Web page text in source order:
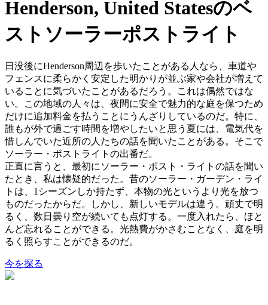
Henderson, United Statesのベ
ストソーラーポストライト
日没後にHenderson周辺を歩いたことがある人なら、車道や
フェンスに柔らかく安定した明かりが並ぶ家や会社が増えて
いることに気づいたことがあるだろう。これは偶然ではな
い。この地域の人々は、夜間に安全で魅力的な庭を保つため
だけに追加料金を払うことにうんざりしているのだ。特に、
誰もが外で過ごす時間を増やしたいと思う夏には、電気代を
惜しんでいた近所の人たちの話を聞いたことがある。そこで
ソーラー・ポストライトの出番だ。
正直に言うと、最初にソーラー・ポスト・ライトの話を聞い
たとき、私は懐疑的だった。昔のソーラー・ガーデン・ライ
トは、1シーズンしか持たず、本物の光というより光を放つ
ものだったからだ。しかし、新しいモデルは違う。頑丈で明
るく、数日曇り空が続いても点灯する。一度入れたら、ほと
んど忘れることができる。光熱費がかさむことなく、庭を明
るく照らすことができるのだ。
今を探る